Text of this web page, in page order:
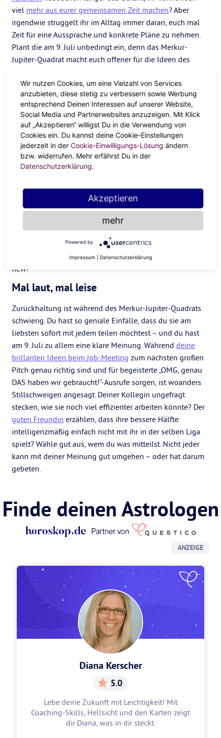
viel mehr aus eurer gemeinsamen Zeit machen? Aber
irgendwie struggelt ihr im Alltag immer daran, euch mal
Zeit für eine Aussprache und konkrete Pläne zu nehmen.
Plant die am 9. Juli unbedingt ein, denn das Merkur-
Jupiter-Quadrat macht euch offener für die Ideen des
sorgt für die Extraportion Happiness. Da ist das
gemeinsame Luftschlösser bauen fast schon ein
Selbstläufer. Also fragt euch:
Was wünschst du dir in der Beziehung?
Wo siehst du uns in 2 Jahren?
Welche Pläne wollen wir gemeinsam umsetzen?
Passt auf, dass ihr nicht gleich übertreibt. Einmal
zusammen barfuß um die Welt wandern, Schulen in
Tansania bauen, ein Stelzenhaus an der Atlantikküste –
vielleicht reicht auch erstmal das Tiny House auf einem
schönen, grünen Spot.Sammelt eure Träume
überlegt, was machbar ist. Und dann: Let´s start something
new!
Mal laut, mal leise
Zurückhaltung ist während des Merkur-Jupiter-Quadrats
schwierig. Du hast so geniale Einfälle, dass du sie am
liebsten sofort mit jedem teilen möchtest – und du hast
am 9. Juli zu allem eine klare Meinung. Während deine
brillanten Ideen beim Job-Meeting zum nächsten großen
Pitch genau richtig sind und für begeisterte „OMG, genau
DAS haben wir gebraucht!“-Ausrufe sorgen, ist woanders
Stillschweigen angesagt. Deiner Kollegin ungefragt
stecken, wie sie noch viel effizienter arbeiten könnte? Der
guten Freundin erzählen, dass ihre bessere Hälfte
intelligenzmäßig einfach nicht mit ihr in der selben Liga
spielt? Wähle gut aus, wem du was mitteilst. Nicht jeder
kann mit deiner Meinung gut umgehen – oder hat darum
gebeten.
Finde deinen Astrologen
ANZEIGE
Diana Kerscher
5.0
Lebe deine Zukunft mit Leichtigkeit! Mit
Coaching-Skills, Hellsicht und den Karten zeigt
dir Diana, was in dir steckt.
Wir nutzen Cookies, um eine Vielzahl von Services
anzubieten, diese stetig zu verbessern sowie Werbung
entsprechend Deinen Interessen auf unserer Website,
Social Media und Partnerwebsites anzuzeigen. Mit Klick
auf „Akzeptieren“ willigst Du in die Verwendung von
Cookies ein. Du kannst deine Cookie-Einstellungen
jederzeit in der Cookie-Einwilligungs-Lösung ändern
bzw. widerrufen. Mehr erfährst Du in der
Datenschutzerklärung.
Akzeptieren
mehr
Powered by
Impressum Datenschutzerklärung